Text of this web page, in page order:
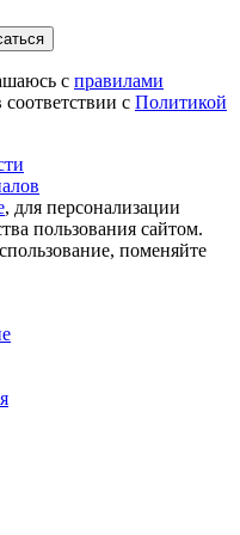
с правилами
соответствии с Политикой
, для персонализации
пользования сайтом.
поменяйте